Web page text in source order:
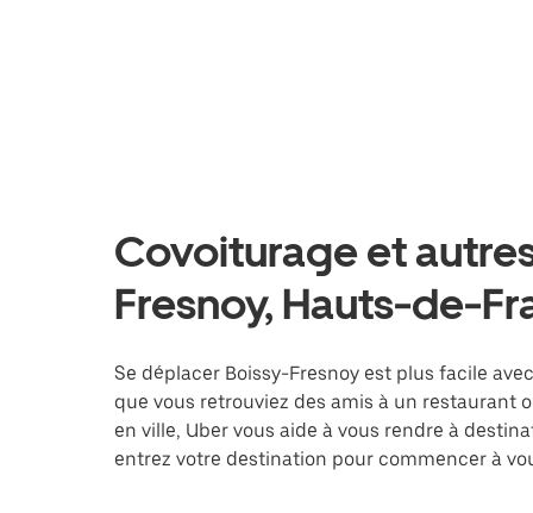
Covoiturage et
Fresnoy, Hauts-de-
Se déplacer Boissy-Fresnoy est plus facile
que vous retrouviez des amis à un restaurant
en ville, Uber vous aide à vous rendre à
entrez votre destination pour commencer à